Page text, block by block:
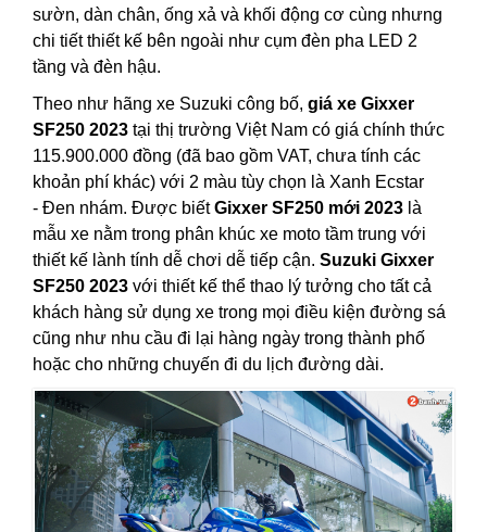
sườn, dàn chân, ống xả và khối động cơ cùng nhưng
chi tiết thiết kế bên ngoài như cụm đèn pha LED 2
tầng và đèn hậu.
Theo như hãng xe Suzuki công bố, giá xe Gixxer
SF250 2023 tại thị trường Việt Nam có giá chính thức
115.900.000 đồng (đã bao gồm VAT, chưa tính các
khoản phí khác) với 2 màu tùy chọn là Xanh Ecstar
- Đen nhám. Được biếtGixxer SF250 mới 2023 là
mẫu xe nằm trong phân khúc xe moto tầm trung với
thiết kế lành tính dễ chơi dễ tiếp cận. Suzuki Gixxer
SF250 2023 với thiết kế thể thao lý tưởng cho tất cả
khách hàng sử dụng xe trong mọi điều kiện đường sá
cũng như nhu cầu đi lại hàng ngày trong thành phố
hoặc cho những chuyến đi du lịch đường dài.